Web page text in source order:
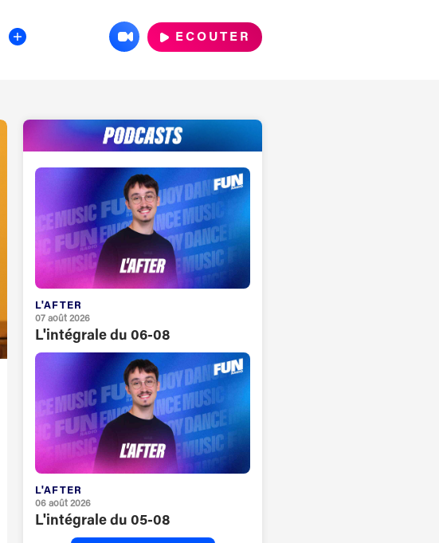
ECOUTER
L'AFTER
07 août 2026
L'intégrale du 06-08
L'AFTER
06 août 2026
L'intégrale du 05-08